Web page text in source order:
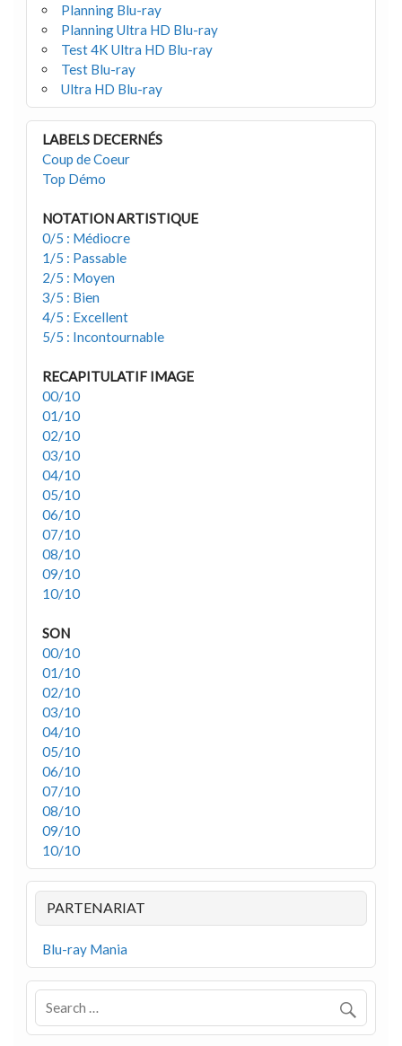
Planning Blu-ray
Planning Ultra HD Blu-ray
Test 4K Ultra HD Blu-ray
Test Blu-ray
Ultra HD Blu-ray
LABELS DECERNÉS
Coup de Coeur
Top Démo
NOTATION ARTISTIQUE
0/5 : Médiocre
1/5 : Passable
2/5 : Moyen
3/5 : Bien
4/5 : Excellent
5/5 : Incontournable
RECAPITULATIF IMAGE
00/10
01/10
02/10
03/10
04/10
05/10
06/10
07/10
08/10
09/10
10/10
SON
00/10
01/10
02/10
03/10
04/10
05/10
06/10
07/10
08/10
09/10
10/10
PARTENARIAT
Blu-ray Mania